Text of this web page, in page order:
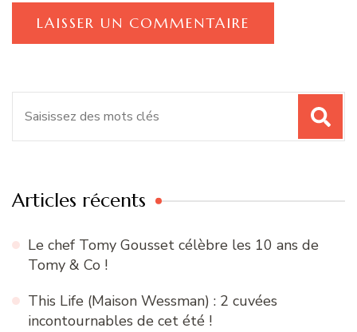
Articles récents
Le chef Tomy Gousset célèbre les 10 ans de
Tomy & Co !
This Life (Maison Wessman) : 2 cuvées
incontournables de cet été !